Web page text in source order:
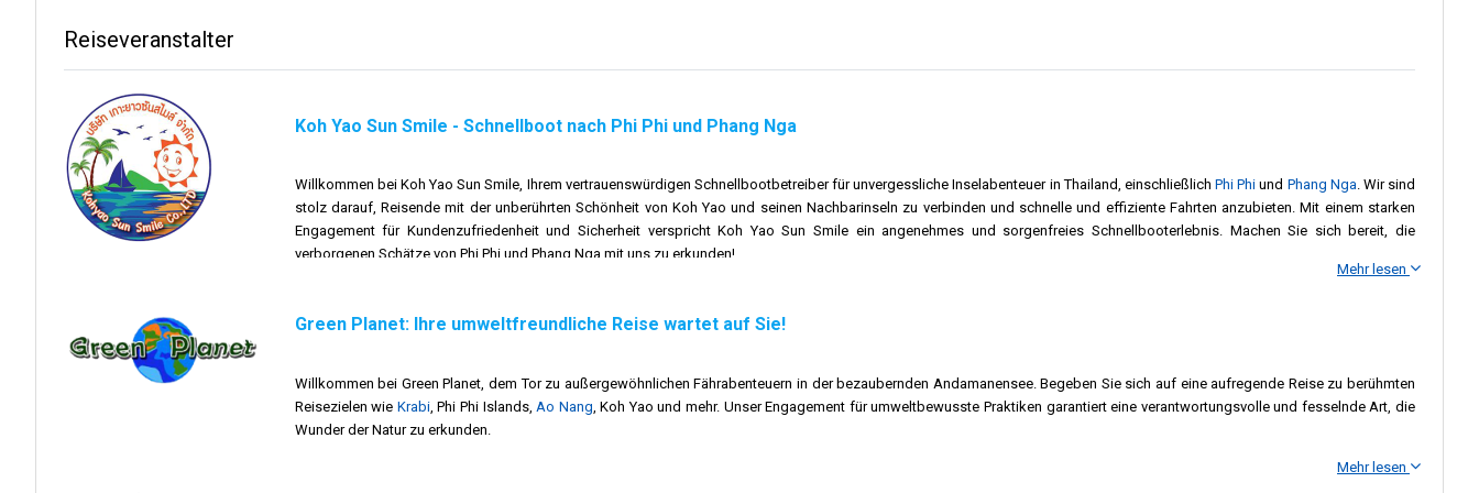
Reiseveranstalter
Koh Yao Sun Smile - Schnellboot nach Phi Phi und Phang Nga
Willkommen bei Koh Yao Sun Smile, Ihrem vertrauenswürdigen Schnellbootbetreiber für unvergessliche Inselabenteuer in Thailand, einschließlichPhi Phi und Phang Nga . Wir sind
stolz darauf, Reisende mit der unberührten Schönheit von Koh Yao und seinen Nachbarinseln zu verbinden und schnelle und effiziente Fahrten anzubieten. Mit einem starken
Engagement für Kundenzufriedenheit und Sicherheit verspricht Koh Yao Sun Smile ein angenehmes und sorgenfreies Schnellbooterlebnis. Machen Sie sich bereit, die
verborgenen Schätze von Phi Phi und Phang Nga mit uns zu erkunden!
präsentieren. Wir möchten die Erwartungen unserer Kunden übertreffen, indem wir zuverlässige, komfortable und erschwingliche Inseltransfers anbieten und sicherstellen, dass
Vision: Als führender Schnellbootbetreiber strebt Koh Yao Sun Smile an, die erste Wahl für Reisende zu sein, die unvergessliche Inselerlebnisse zu Phi Phi und Phang Nga suchen.
Wir möchten ein Katalysator für nachhaltigen Tourismus sein, die Schönheit dieser Reiseziele präsentieren und gleichzeitig deren ökologisches Gleichgewicht bewahren. Unsere
Vision ist es, Reisenden unvergessliche Erinnerungen zu schaffen und sie in den authentischen Charme des thailändischen Küstenparadieses eintauchen zu lassen.
Mehr lesen
Green Planet: Ihre umweltfreundliche Reise wartet auf Sie!
Willkommen bei Green Planet, dem Tor zu außergewöhnlichen Fährabenteuern in der bezaubernden Andamanensee. Begeben Sie sich auf eine aufregende Reise zu berühmten
Reisezielen wie Krabi, Phi Phi Islands, Ao Nang , Koh Yao und mehr. Unser Engagement für umweltbewusste Praktiken garantiert eine verantwortungsvolle und fesselnde Art, die
Wunder der Natur zu erkunden.
Green Planet hat es sich zur Aufgabe gemacht, umweltbewussten Reisenden außergewöhnliche Fährerlebnisse zu bieten. Unser Ziel ist es, die natürliche Schönheit der
Mehr lesen